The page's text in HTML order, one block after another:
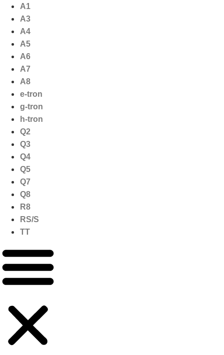
naar
inhoud
A1
A3
A4
A5
A6
A7
A8
e-tron
g-tron
h-tron
Q2
Q3
Q4
Q5
Q7
Q8
R8
RS/S
TT